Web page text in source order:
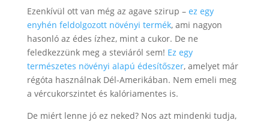
Ezenkívül ott van még az agave szirup – ez egy
enyhén feldolgozott növényi termék, ami nagyon
hasonló az édes ízhez, mint a cukor. De ne
feledkezzünk meg a steviáról sem! Ez egy
természetes növényi alapú édesítőszer, amelyet már
régóta használnak Dél-Amerikában. Nem emeli meg
a vércukorszintet és kalóriamentes is.
De miért lenne jó ez neked? Nos azt mindenki tudja,